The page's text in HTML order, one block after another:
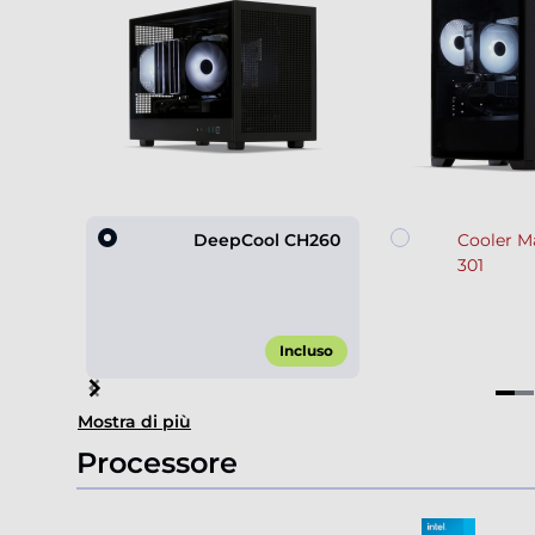
DeepCool CH260
Incluso
Cooler
301
Item
1
of
4
Mostra di più
Processore